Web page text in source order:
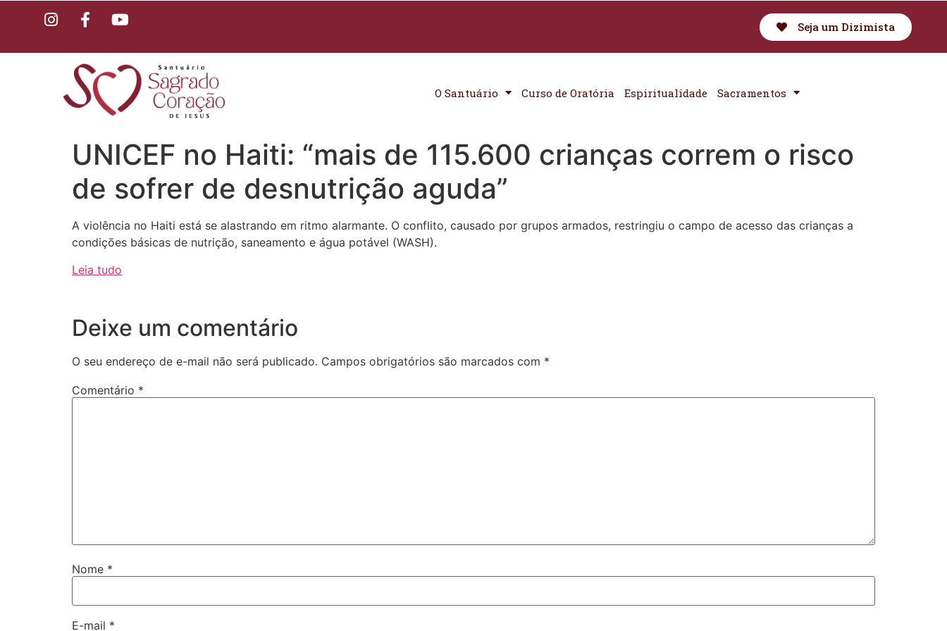
Seja um Dizimista
O Santuário Curso de Oratória Espiritualidade Sacramentos
UNICEF no Haiti: “mais de 115.600 crianças correm o risco
de sofrer de desnutrição aguda”
A violência no Haiti está se alastrando em ritmo alarmante. O conflito, causado por grupos armados, restringiu o campo de acesso das crianças a
condições básicas de nutrição, saneamento e água potável (WASH).
Leia tudo
Deixe um comentário
O seu endereço de e-mail não será publicado. Campos obrigatórios são marcados com *
Comentário *
Nome *
E-mail *